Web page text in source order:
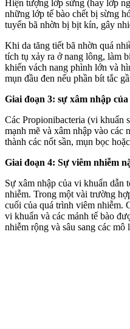
Hiện tượng lớp sừng (hay lớp
những lớp tế bào chết bị sừng
tuyến bã nhờn bị bịt kín, gây
Khi da tăng tiết bã nhờn quá
tích tụ xảy ra ở nang lông, làm
khiến vách nang phình lớn và
mụn đầu đen nếu phần bít tắc
Giai đoạn 3: sự xâm nhập
Các Propionibacteria (vi khuẩn
mạnh mẽ và xâm nhập vào các
thành các nốt sần, mụn bọc
Giai đoạn 4: Sự viêm nhiễm
Sự xâm nhập của vi khuẩn dẫn
nhiễm. Trong một vài trường
cuối của quá trình viêm nhiễm.
vi khuẩn và các mảnh tế bào
nhiễm rộng và sâu sang các mô